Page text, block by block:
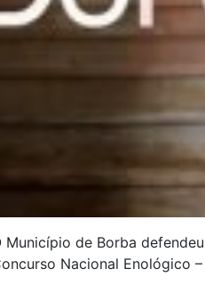
Município de Borba
Nacional Enológico